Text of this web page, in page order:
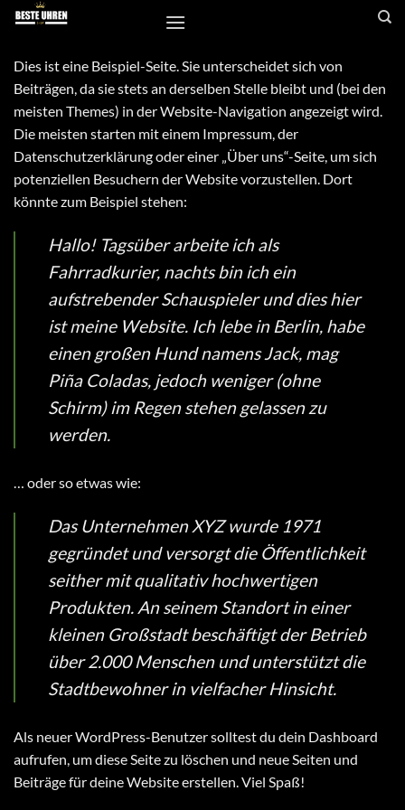
Zum
Dies ist eine Beispiel-Seite. Sie unterscheidet sich von
Beiträgen, da sie stets an derselben Stelle bleibt und (bei den
meisten Themes) in der Website-Navigation angezeigt wird.
Die meisten starten mit einem Impressum, der
Datenschutzerklärung oder einer „Über uns“-Seite, um sich
potenziellen Besuchern der Website vorzustellen. Dort
könnte zum Beispiel stehen:
Hallo! Tagsüber arbeite ich als
Fahrradkurier, nachts bin ich ein
aufstrebender Schauspieler und dies hier
ist meine Website. Ich lebe in Berlin, habe
einen großen Hund namens Jack, mag
Piña Coladas, jedoch weniger (ohne
Schirm) im Regen stehen gelassen zu
werden.
… oder so etwas wie:
Das Unternehmen XYZ wurde 1971
gegründet und versorgt die Öffentlichkeit
seither mit qualitativ hochwertigen
Produkten. An seinem Standort in einer
kleinen Großstadt beschäftigt der Betrieb
über 2.000 Menschen und unterstützt die
Stadtbewohner in vielfacher Hinsicht.
Als neuer WordPress-Benutzer solltest du dein Dashboard
aufrufen, um diese Seite zu löschen und neue Seiten und
Beiträge für deine Website erstellen. Viel Spaß!